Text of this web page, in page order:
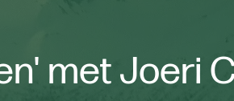
met Joeri